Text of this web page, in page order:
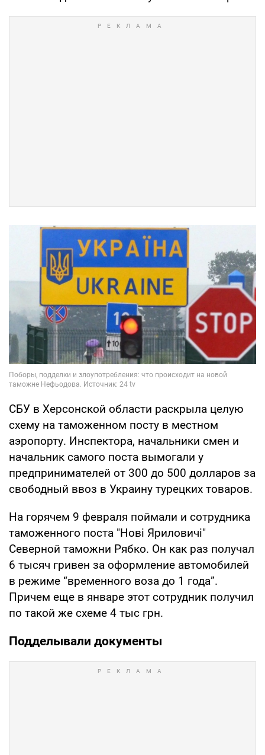
СБУ в Херсонской области раскрыла целую
схему на таможенном посту в местном
аэропорту. Инспектора, начальники смен и
начальник самого поста вымогали у
предпринимателей от 300 до 500 долларов за
свободный ввоз в Украину турецких товаров.
На горячем 9 февраля поймали и сотрудника
таможенного поста "Нові Яриловичі"
Северной таможни Рябко. Он как раз получал
6 тысяч гривен за оформление автомобилей
в режиме “временного воза до 1 года”.
Причем еще в январе этот сотрудник получил
по такой же схеме 4 тыс грн.
Подделывали документы